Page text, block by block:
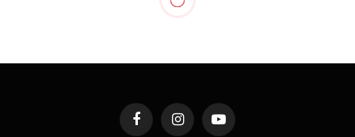
Zaključci sa sjednice
Koordinacionog tijela za
praćenje pandemije Covid